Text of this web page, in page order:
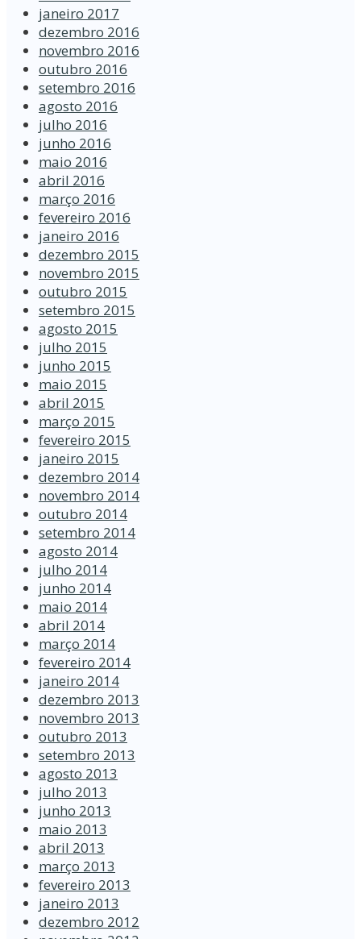
janeiro 2017
dezembro 2016
novembro 2016
outubro 2016
setembro 2016
agosto 2016
julho 2016
junho 2016
maio 2016
abril 2016
março 2016
fevereiro 2016
janeiro 2016
dezembro 2015
novembro 2015
outubro 2015
setembro 2015
agosto 2015
julho 2015
junho 2015
maio 2015
abril 2015
março 2015
fevereiro 2015
janeiro 2015
dezembro 2014
novembro 2014
outubro 2014
setembro 2014
agosto 2014
julho 2014
junho 2014
maio 2014
abril 2014
março 2014
fevereiro 2014
janeiro 2014
dezembro 2013
novembro 2013
outubro 2013
setembro 2013
agosto 2013
julho 2013
junho 2013
maio 2013
abril 2013
março 2013
fevereiro 2013
janeiro 2013
dezembro 2012